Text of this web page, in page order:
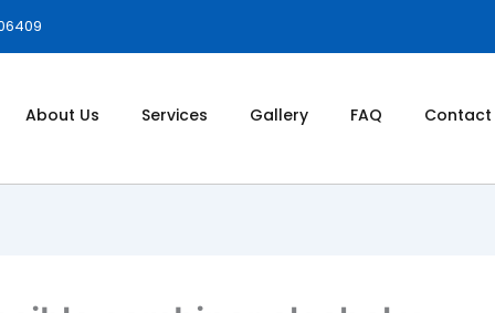
About Us Services Gallery FAQ Contact